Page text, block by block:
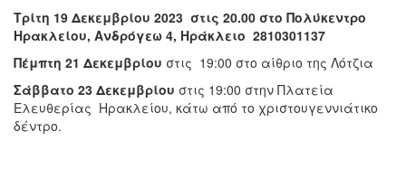
Τρίτη 19 Δεκεμβρίου 2023 στις 20.00 στο Πολύκεντρο
Ηρακλείου, Ανδρόγεω 4, Ηράκλειο 2810301137
Πέμπτη 21 Δεκεμβρίου στις 19:00 στο αίθριο της Λότζια
Σάββατο 23 Δεκεμβρίου στις 19:00 στην Πλατεία
Ελευθερίας Ηρακλείου, κάτω από το χριστουγεννιάτικο
δέντρο.